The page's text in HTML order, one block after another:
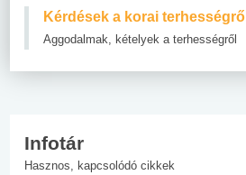
Kérdések a korai terhességről
Aggodalmak, kételyek a terhességről
Infotár
Hasznos, kapcsolódó cikkek